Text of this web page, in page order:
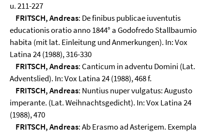
u. 211-227
FRITSCH, Andreas: De finibus publicae iuventutis
educationis oratio anno 1844° a Godofredo Stallbaumio
habita (mit lat. Einleitung und Anmerkungen). In: Vox
Latina 24 (1988), 316-330
FRITSCH, Andreas: Canticum in adventu Domini (Lat.
Adventslied). In: Vox Latina 24 (1988), 468 f.
FRITSCH, Andreas: Nuntius nuper vulgatus: Augusto
imperante. (Lat. Weihnachtsgedicht). In: Vox Latina 24
(1988), 470
FRITSCH, Andreas: Ab Erasmo ad Asterigem. Exempla